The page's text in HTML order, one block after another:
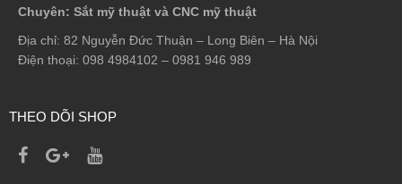
Chuyên: Sắt mỹ thuật và CNC mỹ thuật
Địa chỉ: 82 Nguyễn Đức Thuận – Long Biên – Hà Nội
Điện thoại: 098 4984102 – 0981 946 989
THEO DÕI SHOP